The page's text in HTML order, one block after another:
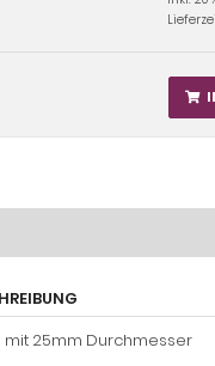
mit 25mm Durchmesser